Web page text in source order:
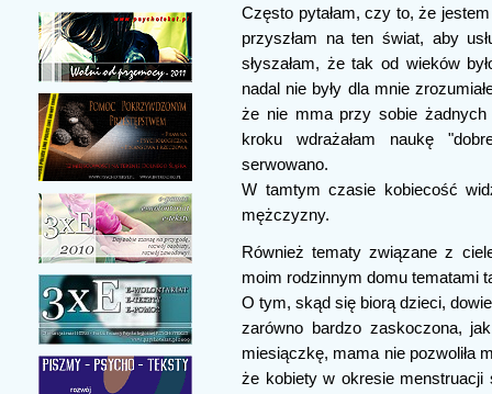
Często pytałam, czy to, że
przyszłam na ten świat, aby
słyszałam, że tak od wieków
nadal nie były dla mnie
że nie mma przy sobie żadnych
kroku wdrażałam naukę
serwowano.
W tamtym czasie kobiecość
mężczyzny.
Również tematy związane z
moim rodzinnym domu tematami
O tym, skąd się biorą dzieci,
zarówno bardzo zaskoczona,
miesiączkę, mama nie pozwoliła
że kobiety w okresie menstruacji